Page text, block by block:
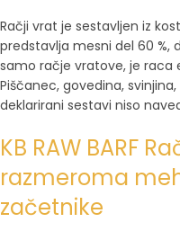
Račji vrat je sestavljen iz
predstavlja mesni del 60 %,
samo račje vratove, je raca
Piščanec, govedina,
deklarirani sestavi niso
KB RAW BARF
razmeroma
začetnike